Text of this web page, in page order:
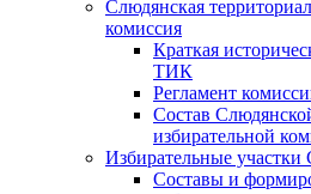
Слюдянская
комиссия
Краткая
ТИК
Регламент
Состав
избирательной
Избирательные участки
Составы и